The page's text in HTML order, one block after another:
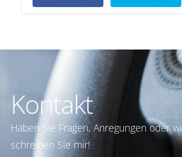
Kontakt
Haben Sie Fragen, Anregungen oder
schreiben Sie mir!